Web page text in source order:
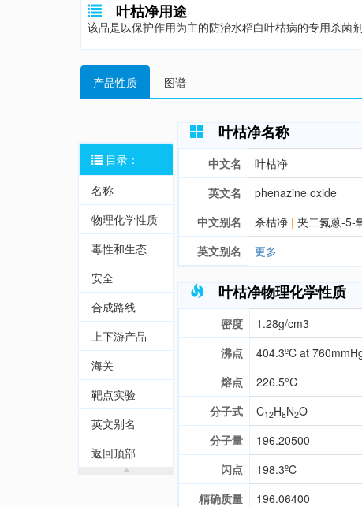
叶枯净用途
该品是以保护作用为主的防治水稻白叶枯病的专用杀菌
产品性质 图谱
目录：
名称
物理化学性质
毒性和生态
安全
合成路线
上下游产品
海关
靶点实验
英文别名
返回顶部
叶枯净名称
中文名
叶枯净
英文名
phenazine oxide
中文别名
杀枯净 | 夹二氮蒽-5-
英文别名
更多
叶枯净物理化学性质
密度
1.28g/cm3
沸点
404.3ºC at
熔点
226.5°C
分子式
C12H8N2O
分子量
196.20500
闪点
198.3ºC
精确质量
196.06400